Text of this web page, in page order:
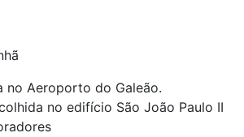
no Aeroporto do Galeão.
no edifício São João Paulo II